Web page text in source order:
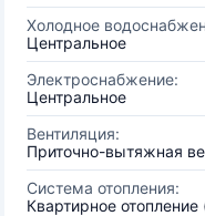
Холодное
Центральное
Электроснабжение:
Центральное
Вентиляция:
Приточно-вытяжная
Система отопления:
Квартирное